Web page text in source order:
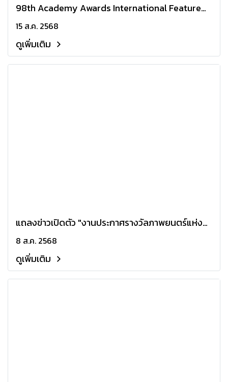
98th Academy Awards International Feature
Film Award
15 ส.ค. 2568
ดูเพิ่มเติม
แถลงข่าวเปิดตัว "งานประกาศรางวัลภาพยนตร์แห่ง
ชาติ สุพรรณหงส์ ครั้งที่ 33"
8 ส.ค. 2568
ดูเพิ่มเติม